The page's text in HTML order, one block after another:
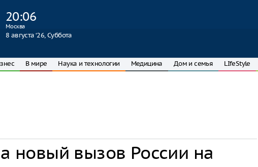
20:06
Москва
8 августа ‘26, Суббота
В мире Наука и технологии Медицина Дом и семья LIfeStyle
новый вызов России на